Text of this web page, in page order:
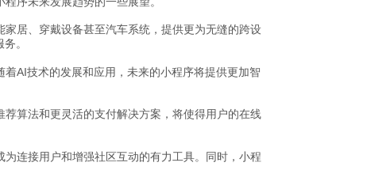
居、穿戴设备甚至汽车系统，提供更为无缝的跨设
。
AI技术的发展和应用，未来的小程序将提供更加智
算法和更灵活的支付解决方案，将使得用户的在线
连接用户和增强社区互动的有力工具。同时，小程